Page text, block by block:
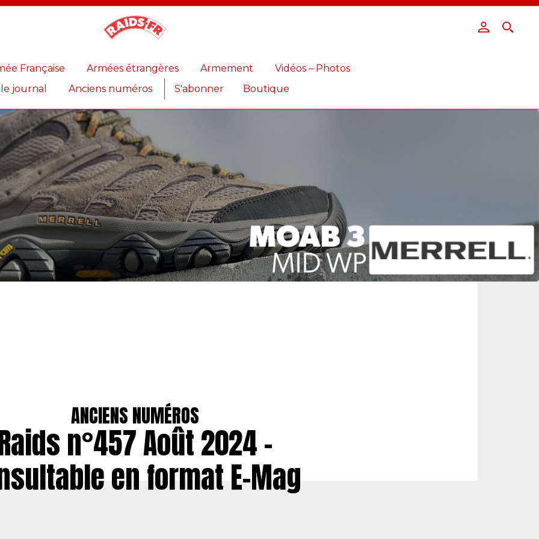
Française Armées étrangères Armement
Vidéos – Photos
journal
Anciens numéros S'abonner Boutique
ANCIENS NUMÉROS
n°457 Août 2024 –
en format E-Mag